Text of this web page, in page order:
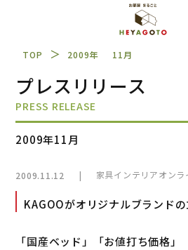
TOP ＞ 2009年 11月
プレスリリース
PRESS RELEASE
2009年11月
2009.11.12 | 家具インテリアオン
KAGOOがオリジナルブランドの
「国産ベッド」「お値打ち価格